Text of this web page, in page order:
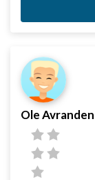
Ole Avranden